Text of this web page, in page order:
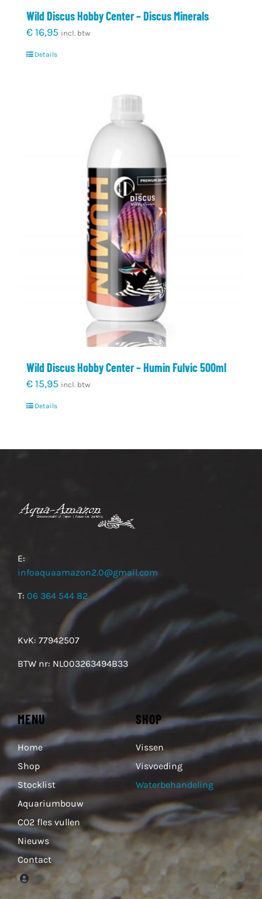
Wild Discus Hobby Center – Discus Minerals
€16,95 incl. btw
Details
Wild Discus Hobby Center – Humin Fulvic 500ml
€15,95 incl. btw
Details
E:
infoaquaamazon2.0@gmail.com
T: 06 364 544 82
KvK: 77942507
BTW nr: NL003263494B33
MENU
Home
Shop
Stocklist
Aquariumbouw
CO2 fles vullen
Nieuws
Contact
SHOP
Vissen
Visvoeding
Waterbehandeling